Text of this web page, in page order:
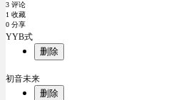
3 评论
1 收藏
0 分享
YYB式
删除
初音未来
删除